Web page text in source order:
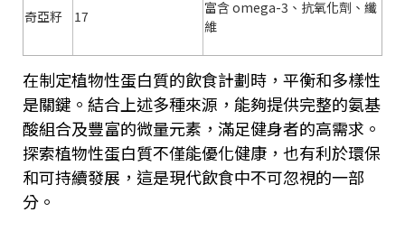
奇亞籽 17 富含omega-3 、抗氧化劑、纖
維
在制定植物性蛋白質的飲食計劃時，平衡和多樣性
是關鍵。結合上述多種來源，能夠提供完整的氨基
酸組合及豐富的微量元素，滿足健身者的高需求。
探索植物性蛋白質不僅能優化健康，也有利於環保
和可持續發展，這是現代飲食中不可忽視的一部
分。